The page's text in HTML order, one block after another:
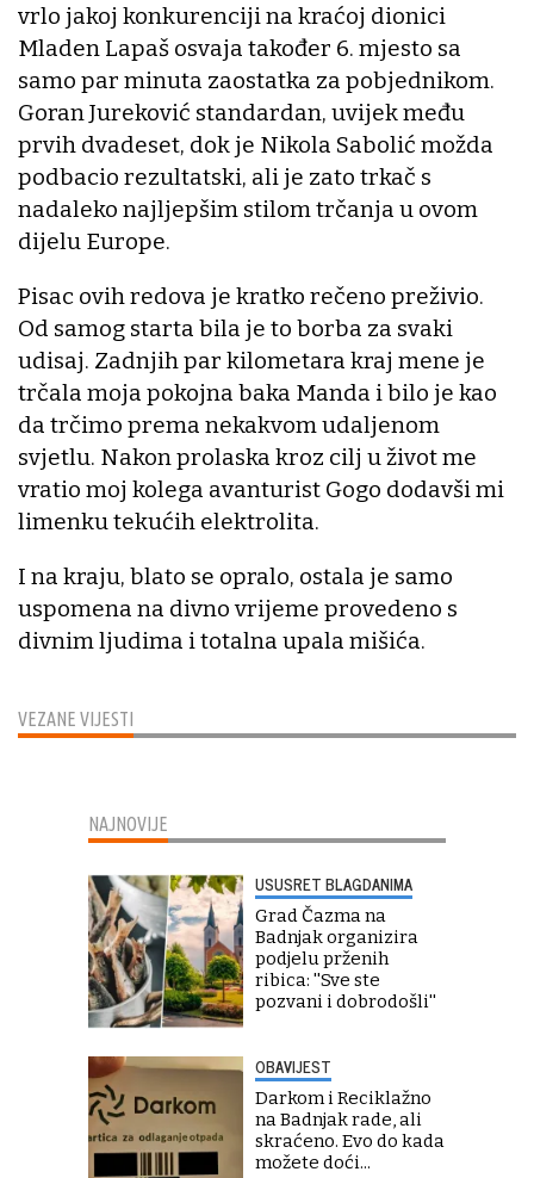
VEZANE VIJESTI
vrlo jakoj konkurenciji na kraćoj dionici
Mladen Lapaš osvaja također 6. mjesto sa
samo par minuta zaostatka za pobjednikom.
Goran Jureković standardan, uvijek među
prvih dvadeset, dok je Nikola Sabolić možda
podbacio rezultatski, ali je zato trkač s
nadaleko najljepšim stilom trčanja u ovom
dijelu Europe.
Pisac ovih redova je kratko rečeno preživio.
Od samog starta bila je to borba za svaki
udisaj. Zadnjih par kilometara kraj mene je
trčala moja pokojna baka Manda i bilo je kao
da trčimo prema nekakvom udaljenom
svjetlu. Nakon prolaska kroz cilj u život me
vratio moj kolega avanturist Gogo dodavši mi
limenku tekućih elektrolita.
I na kraju, blato se opralo, ostala je samo
uspomena na divno vrijeme provedeno s
divnim ljudima i totalna upala mišića.
NAJNOVIJE
USUSRET BLAGDANIMA
Grad Čazma na
Badnjak organizira
podjelu prženih
ribica: ''Sve ste
pozvani i dobrodošli''
OBAVIJEST
Darkom i Reciklažno
na Badnjak rade, ali
skraćeno. Evo do kada
možete doći...